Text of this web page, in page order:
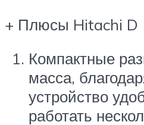
+ Плюсы Hitachi D
Компактные
масса,
устройство
работать